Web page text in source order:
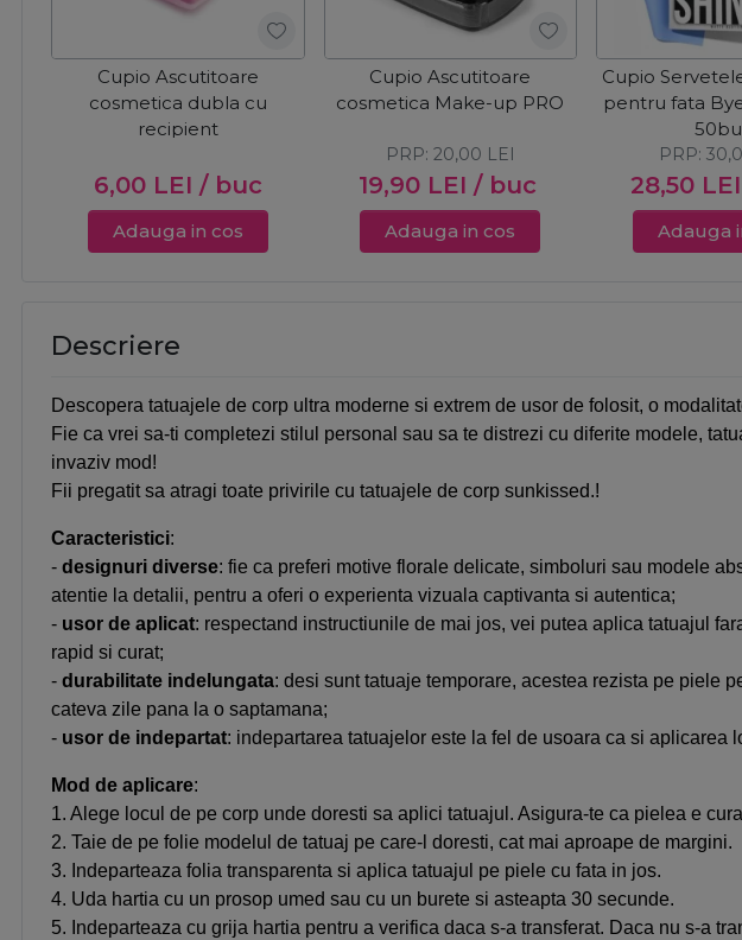
Cupio Ascutitoare
cosmetica dubla cu
recipient
6,00 LEI / buc
Adauga in cos
Cupio Ascutitoare
cosmetica Make-up PRO
19,90 LEI / buc
PRP: 20,00 LEI
Adauga in cos
Cupio
pentru fata
28,50 LEI
PRP:
Adauga
Descriere
Descopera tatuajele de corp ultra moderne si extrem de usor de folosit, o
Fie ca vrei sa-ti completezi stilul personal sau sa te distrezi cu diferite modele,
invaziv mod!
Fii pregatit sa atragi toate privirile cu tatuajele de corp sunkissed.!
Caracteristici:
- designuri diverse: fie ca preferi motive florale delicate, simboluri sau modele
atentie la detalii, pentru a oferi o experienta vizuala captivanta si autentica;
- usor de aplicat: respectand instructiunile de mai jos, vei putea aplica tatuajul
rapid si curat;
- durabilitate indelungata: desi sunt tatuaje temporare, acestea rezista pe piele
cateva zile pana la o saptamana;
- usor de indepartat: indepartarea tatuajelor este la fel de usoara ca si aplicarea
Mod de aplicare:
1. Alege locul de pe corp unde doresti sa aplici tatuajul. Asigura-te ca pielea e
2. Taie de pe folie modelul de tatuaj pe care-l doresti, cat mai aproape de margini.
3. Indeparteaza folia transparenta si aplica tatuajul pe piele cu fata in jos.
4. Uda hartia cu un prosop umed sau cu un burete si asteapta 30 secunde.
5. Indeparteaza cu grija hartia pentru a verifica daca s-a transferat. Daca nu s-a